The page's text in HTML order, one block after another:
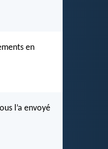
en
l’a envoyé